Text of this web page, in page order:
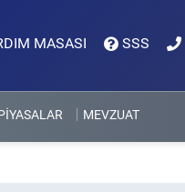
MASASI SSS
MEVZUAT